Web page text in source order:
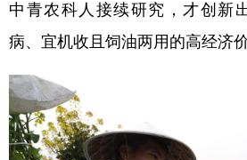
中青农科人接续研究，才创新
病、宜机收且饲油两用的高经济